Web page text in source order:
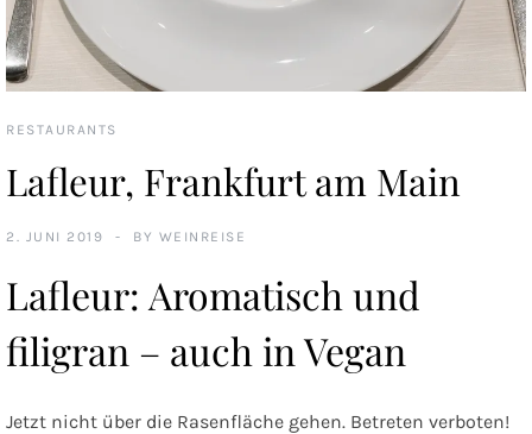
RESTAURANTS
Lafleur, Frankfurt am Main
2. JUNI 2019 BY WEINREISE
Lafleur: Aromatisch und
filigran – auch in Vegan
Jetzt nicht über die Rasenfläche gehen. Betreten verboten!